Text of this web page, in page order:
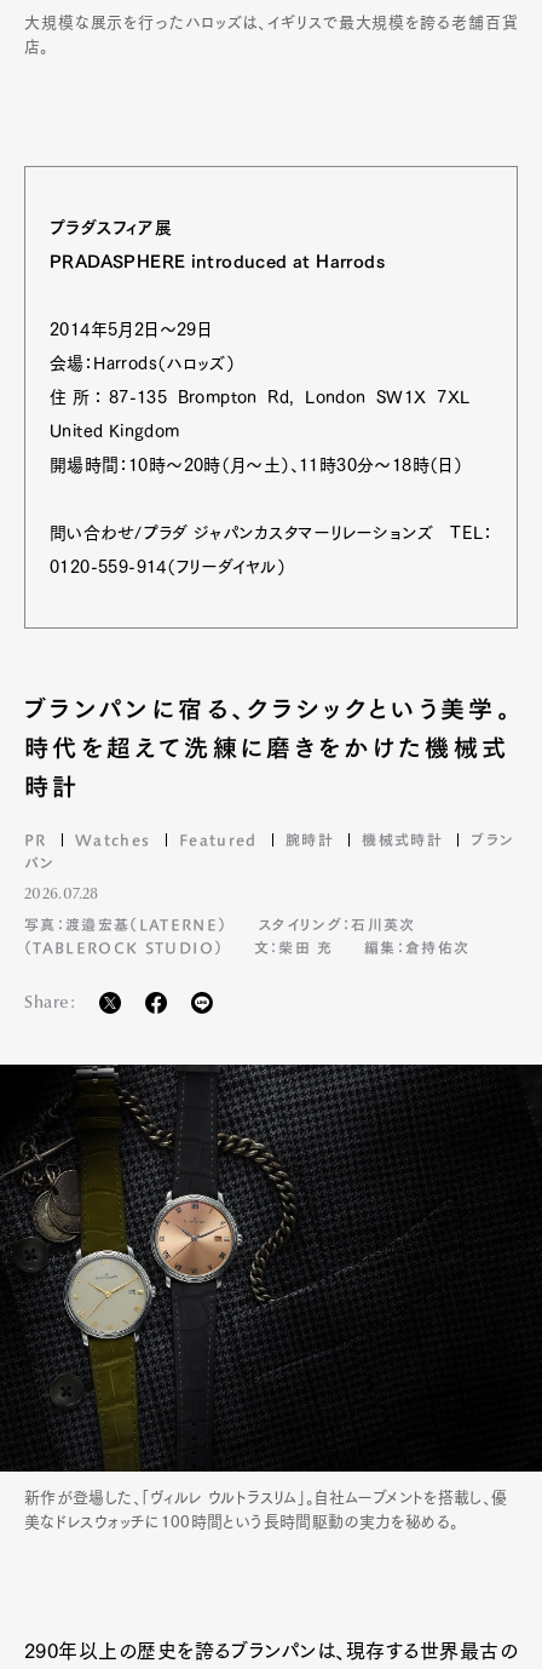
大規模な展示を行ったハロッズは、イギリスで最大規模を誇る老舗百貨
店。
プラダスフィア展
PRADASPHERE introduced at Harrods
2014年5月2日～29日
会場：Harrods（ハロッズ）
住所：87-135 Brompton Rd, London SW1X 7XL
United Kingdom
開場時間：10時～20時（月～土）、11時30分～18時（日）
問い合わせ/プラダ ジャパンカスタマーリレーションズ TEL：
0120-559-914（フリーダイヤル）
ブランパンに宿る、クラシックという美学。
時代を超えて洗練に磨きをかけた機械式
時計
PR Watches Featured 腕時計 機械式時計
ブラン
パン
2026.07.28
写真：渡邉宏基（LATERNE）
スタイリング：石川英次
（TABLEROCK STUDIO）
文：柴田 充 編集：倉持佑次
Share:
新作が登場した、「ヴィルレ ウルトラスリム」。自社ムーブメントを搭載し、優
美なドレスウォッチに100時間という長時間駆動の実力を秘める。
290年以上の歴史を誇るブランパンは、現存する世界最古の